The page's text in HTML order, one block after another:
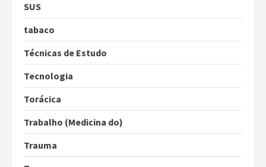
SUS
tabaco
Técnicas de Estudo
Tecnologia
Torácica
Trabalho (Medicina do)
Trauma